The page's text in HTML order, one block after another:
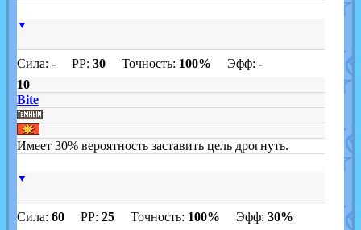
▼
Сила: -PP: 30Точность: 100% Эфф: -
10
Bite
Имеет 30% вероятность заставить цель дрогнуть.
▼
Сила: 60PP: 25Точность: 100% Эфф: 30%